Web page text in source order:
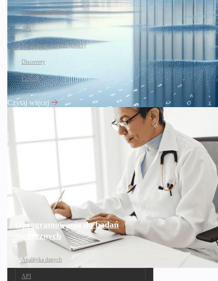
Business intelligence
API
Zarządzanie danymi (DMS)
Discovery
FinTech
Czytaj więcej
Oprogramowanie do badań
medycznych
Analityka danych
API